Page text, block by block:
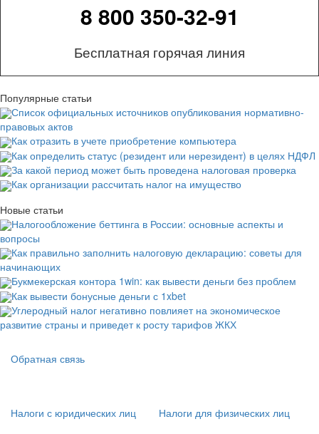
8 800 350-32-91
Бесплатная горячая линия
Популярные статьи
Список официальных источников опубликования нормативно-
правовых актов
Как отразить в учете приобретение компьютера
Как определить статус (резидент или нерезидент) в целях НДФЛ
За какой период может быть проведена налоговая проверка
Как организации рассчитать налог на имущество
Новые статьи
Налогообложение беттинга в России: основные аспекты и
вопросы
Как правильно заполнить налоговую декларацию: советы для
начинающих
Букмекерская контора 1win: как вывести деньги без проблем
Как вывести бонусные деньги с 1xbet
Углеродный налог негативно повлияет на экономическое
развитие страны и приведет к росту тарифов ЖКХ
Обратная связь
Налоги с юридических лиц Налоги для физических лиц